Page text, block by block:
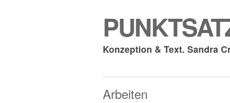
Konzeption & Text. Sandra
Arbeiten